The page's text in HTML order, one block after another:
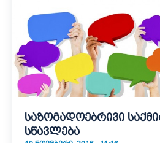
საზოგადოებრივი
სწავლება